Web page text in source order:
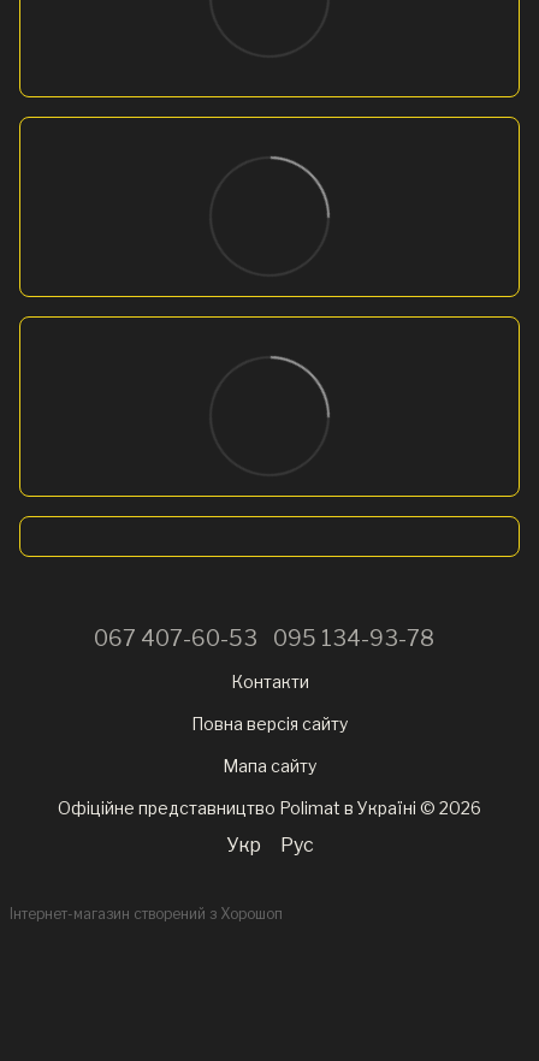
067 407-60-53 095 134-93-78
Контакти
Повна версія сайту
Мапа сайту
Офіційне представництво Polimat в Україні © 2026
Укр Рус
Інтернет-магазин створений з Хорошоп